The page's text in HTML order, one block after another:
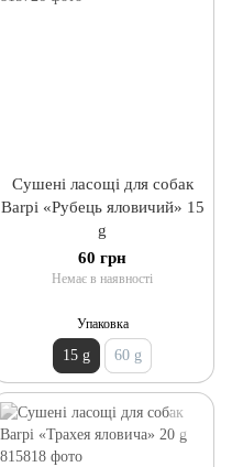
Сушені ласощі для собак
Barpi «Рубець яловичий» 15
g
60 грн
Немає в наявності
Упаковка
15 g 60 g